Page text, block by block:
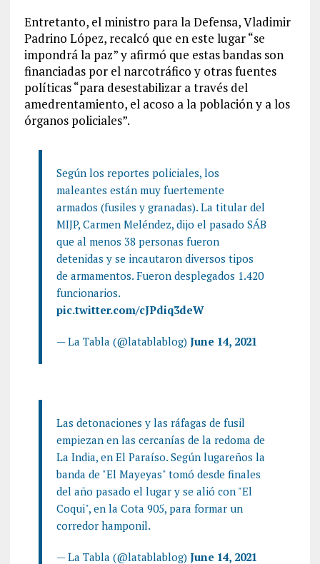
Entretanto, el ministro para la Defensa, Vladimir
Padrino López, recalcó que en este lugar “se
impondrá la paz” y afirmó que estas bandas son
financiadas por el narcotráfico y otras fuentes
políticas “para desestabilizar a través del
amedrentamiento, el acoso a la población y a los
órganos policiales”.
Según los reportes policiales, los
maleantes están muy fuertemente
armados (fusiles y granadas). La titular del
MIJP, Carmen Meléndez, dijo el pasado SÁB
que al menos 38 personas fueron
detenidas y se incautaron diversos tipos
de armamentos. Fueron desplegados 1.420
funcionarios.
pic.twitter.com/cJPdiq3deW
— La Tabla (@latablablog) June 14, 2021
Las detonaciones y las ráfagas de fusil
empiezan en las cercanías de la redoma de
La India, en El Paraíso. Según lugareños la
banda de "El Mayeyas" tomó desde finales
del año pasado el lugar y se alió con "El
Coqui", en la Cota 905, para formar un
corredor hamponil.
— La Tabla (@latablablog) June 14, 2021